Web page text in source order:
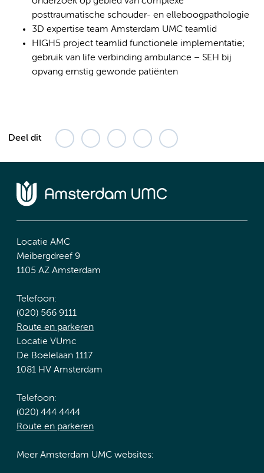
posttraumatische schouder- en elleboogpathologie
3D expertise team Amsterdam UMC teamlid
HIGH5 project teamlid functionele implementatie;
gebruik van life verbinding ambulance – SEH bij
opvang ernstig gewonde patiënten
Deel dit
Locatie AMC
Meibergdreef 9
1105 AZ Amsterdam
Telefoon:
(020) 566 9111
Route en parkeren
Locatie VUmc
De Boelelaan 1117
1081 HV Amsterdam
Telefoon:
(020) 444 4444
Route en parkeren
Meer Amsterdam UMC websites: